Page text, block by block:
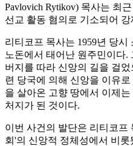
Pavlovich Rytikov) 목사는 최
선교 활동 혐의로 기소되어
리티코프 목사는 1959년 당
노돈에서 태어난 원주민이다
버지를 따라 신앙의 길을 걸
련 당국에 의해 신앙을 이유
을 살아온 고향 땅에서 이제
처지가 된 것이다.
이번 사건의 발단은 리티코프
회'의 신앙적 정체성에서 비